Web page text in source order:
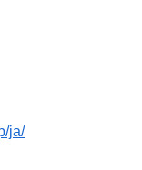
ja/